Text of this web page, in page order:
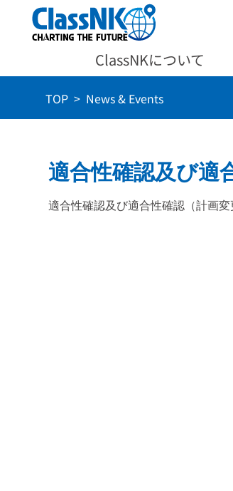
ClassNKについて
TOP News & Events
適合性確認及び適
適合性確認及び適合性確認（計画